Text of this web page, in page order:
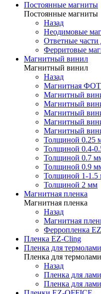
Постоянные магниты
Постоянные магниты
Назад
Неодимовые
Ответные части
Ферритовые
Магнитный винил
Магнитный винил
Назад
Магнитная
Магнитный
Магнитный
Магнитный
Магнитный
Магнитный
Толщиной 0.25
Толщиной 0.4-
Толщиной 0.7
Толщиной 0.9
Толщиной 1-1.5
Толщиной 2 мм
Магнитная пленка
Магнитная пленка
Назад
Магнитная
Ферропленка
Пленка EZ-Cling
Пленка для
Пленка для
Назад
Пленка для
Пленка для